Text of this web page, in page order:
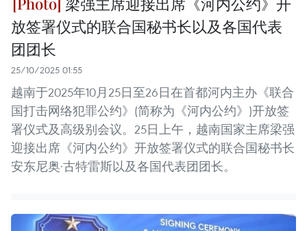
放签署仪式的联合国秘书长以及各国代表
团团长
25/10/2025 01:55
越南于2025年10月25日至26日在首都河内主办《联合
国打击网络犯罪公约》(简称为《河内公约》)开放签
署仪式及高级别会议。25日上午，越南国家主席梁强
迎接出席《河内公约》开放签署仪式的联合国秘书长
安东尼奥·古特雷斯以及各国代表团团长。